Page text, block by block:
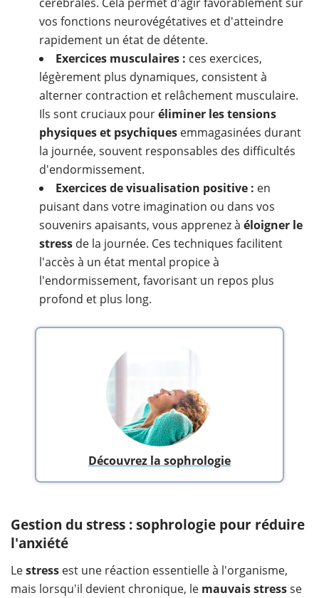
vos fonctions neurovégétatives et d'atteindre
rapidement un état de détente.
Exercices musculaires : ces exercices,
légèrement plus dynamiques, consistent à
alterner contraction et relâchement musculaire.
Ils sont cruciaux pouréliminer les tensions
physiques et psychiques emmagasinées durant
la journée, souvent responsables des difficultés
d'endormissement.
Exercices de visualisation positive : en
puisant dans votre imagination ou dans vos
souvenirs apaisants, vous apprenez à éloigner le
stress de la journée. Ces techniques facilitent
l'accès à un état mental propice à
l'endormissement, favorisant un repos plus
profond et plus long.
Découvrez la sophrologie
Gestion du stress : sophrologie pour réduire
l'anxiété
Lestress est une réaction essentielle à l'organisme,
mais lorsqu'il devient chronique, le mauvais stressse